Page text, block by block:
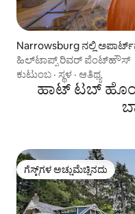
Narrowsburg ನಲ್ಲಿ
ಹಿಲ್‌ಟಾಪ್ಸ್ ರಿವರ್ ಪೆಂಟ್‌ಹೌಸ್
ಕುಟುಂಬ · ಸ್ಥಳ · ಆತಿಥ್ಯ
ಹಾಟ್ ಟಬ್
ಗೆಸ್ಟ್‌ಗಳ ಅಚ್ಚುಮೆಚ್ಚಿನದು
ಗೆಸ್ಟ್‌ಗಳ ಅಚ್ಚುಮೆಚ್ಚಿನದು